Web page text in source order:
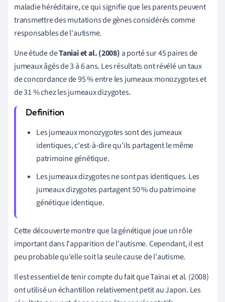
maladie héréditaire, ce qui signifie que les parents peuvent
transmettre des mutations de gènes considérés comme
responsables de l'autisme.
Une étude deTaniai et al. (2008) a porté sur 45 paires de
jumeaux âgés de 3 à 6 ans. Les résultats ont révélé un taux
de concordance de 95 % entre les jumeaux monozygotes et
de 31 % chez les jumeaux dizygotes.
Les jumeaux monozygotes sont des jumeaux
identiques, c'est-à-dire qu'ils partagent le même
patrimoine génétique.
Les jumeaux dizygotes ne sont pas identiques. Les
jumeaux dizygotes partagent 50 % du patrimoine
génétique identique.
Cette découverte montre que la génétique joue un rôle
important dans l'apparition de l'autisme. Cependant, il est
peu probable qu'elle soit la seule cause de l'autisme.
Il est essentiel de tenir compte du fait que Tainai et al. (2008)
ont utilisé un échantillon relativement petit au Japon. Les